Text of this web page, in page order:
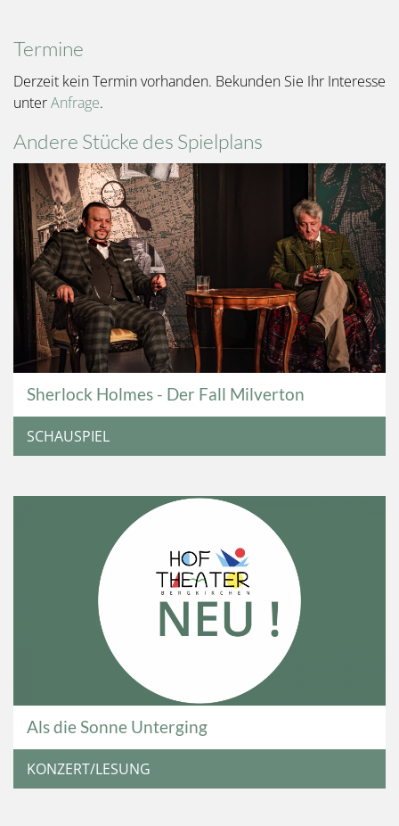
Termine
Derzeit kein Termin vorhanden. Bekunden Sie Ihr Interesse
unterAnfrage.
Andere Stücke des Spielplans
Sherlock Holmes - Der Fall Milverton
SCHAUSPIEL
Als die Sonne Unterging
KONZERT/LESUNG